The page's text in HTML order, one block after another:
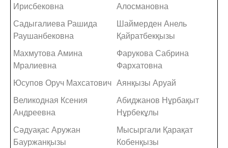
Ирисбековна
Алосмановна
Садыгалиева Рашида
Раушанбековна
Шаймерден Анель
Қайратбекқызы
Махмутова Амина
Мралиевна
Фарукова Сабрина
Фархатовна
Юсупов Оруч Махсатович Аянқызы Аруай
Великодная Ксения
Андреевна
Абиджанов Нұрбақыт
Нұрбекұлы
Сәдуақас Аружан
Бауржанқызы
Мысыргали Қарақат
Кобенқызы